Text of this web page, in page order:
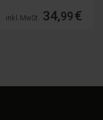
inkl. MwSt. 34,99€